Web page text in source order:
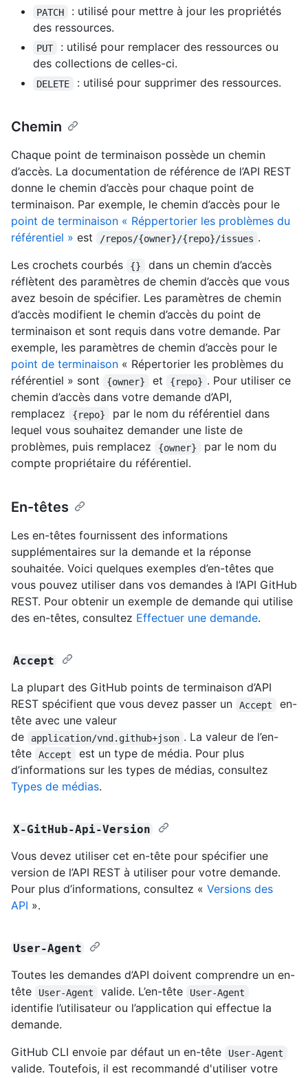
PATCH
: utilisé pour mettre à jour les propriétés
des ressources.
PUT
: utilisé pour remplacer des ressources ou
des collections de celles-ci.
DELETE : utilisé pour supprimer des ressources.
Chemin
Chaque point de terminaison possède un chemin
d’accès. La documentation de référence de l’API REST
donne le chemin d’accès pour chaque point de
terminaison. Par exemple, le chemin d’accès pour le
point de terminaison « Réppertorier les problèmes du
référentiel » est /repos/{owner}/{repo}/issues .
Les crochets courbés
{}
dans un chemin d’accès
réflètent des paramètres de chemin d’accès que vous
avez besoin de spécifier. Les paramètres de chemin
d’accès modifient le chemin d’accès du point de
terminaison et sont requis dans votre demande. Par
exemple, les paramètres de chemin d’accès pour le
point de terminaison « Répertorier les problèmes du
référentiel » sont
{owner} et {repo} . Pour utiliser ce
chemin d’accès dans votre demande d’API,
remplacez
{repo}
par le nom du référentiel dans
lequel vous souhaitez demander une liste de
problèmes, puis remplacez
{owner}
par le nom du
compte propriétaire du référentiel.
En-têtes
Les en-têtes fournissent des informations
supplémentaires sur la demande et la réponse
souhaitée. Voici quelques exemples d’en-têtes que
vous pouvez utiliser dans vos demandes à l’API GitHub
REST. Pour obtenir un exemple de demande qui utilise
des en-têtes, consultez Effectuer une demande.
Accept
La plupart des GitHub points de terminaison d’API
REST spécifient que vous devez passer un
Accept
en-
tête avec une valeur
de
application/vnd.github+json . La valeur de l’en-
tête
Accept
est un type de média. Pour plus
d’informations sur les types de médias, consultez
Types de médias.
X-GitHub-Api-Version
Vous devez utiliser cet en-tête pour spécifier une
version de l’API REST à utiliser pour votre demande.
Pour plus d’informations, consultez « Versions des
API ».
User-Agent
Toutes les demandes d’API doivent comprendre un en-
tête
User-Agent valide. L’en-tête User-Agent
identifie l’utilisateur ou l’application qui effectue la
demande.
GitHub CLI envoie par défaut un en-tête
User-Agent
valide. Toutefois, il est recommandé d'utiliser votre